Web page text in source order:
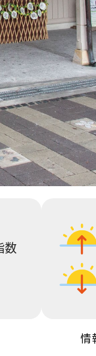
数
情